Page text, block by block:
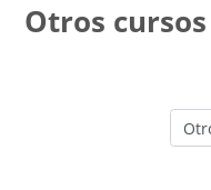
Otros cursos